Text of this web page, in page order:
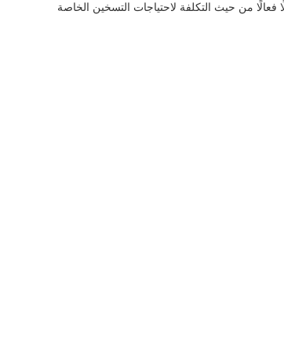
فعالًا من حيث التكلفة لاحتياجات التسخين الخاصة